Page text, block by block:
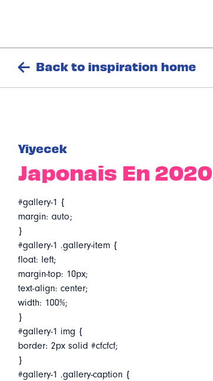
Back to inspiration home
Yiyecek
Japonais En 2020
#gallery-1 {
margin: auto;
}
#gallery-1 .gallery-item {
float: left;
margin-top: 10px;
text-align: center;
width: 100%;
}
#gallery-1 img {
border: 2px solid #cfcfcf;
}
#gallery-1 .gallery-caption {